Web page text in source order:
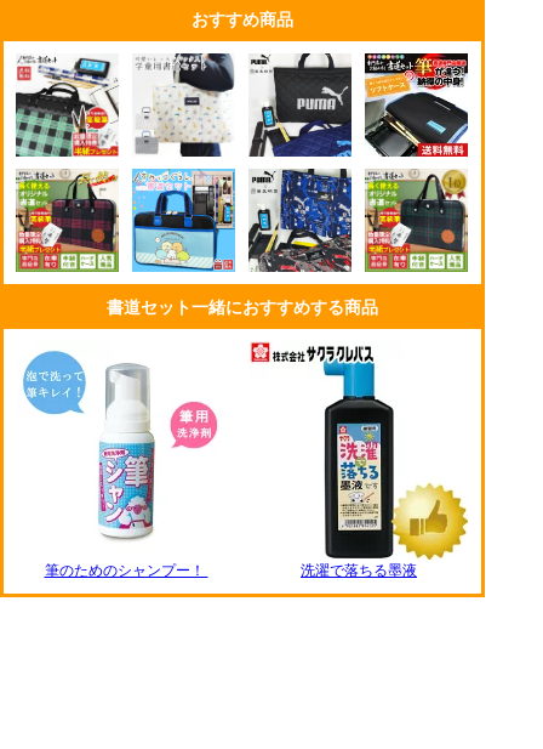
おすすめ商品
書道セット一緒におすすめする商品
筆のためのシャンプー！ 洗濯で落ちる墨液